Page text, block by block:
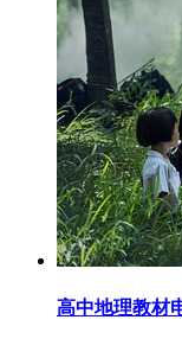
高中地理教材